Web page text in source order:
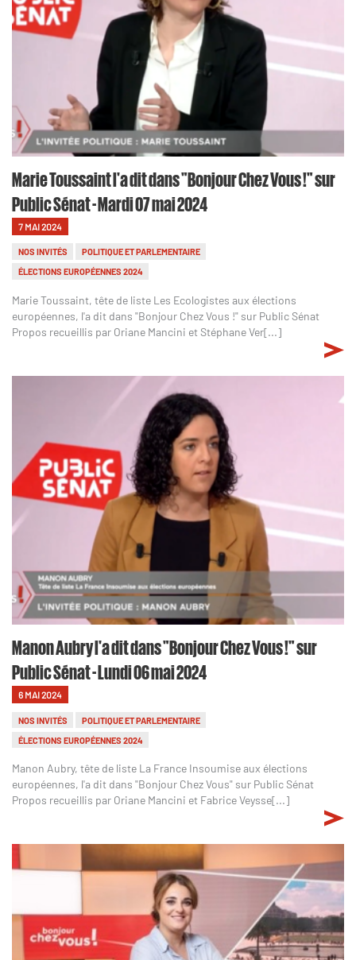
Marie Toussaint l'a dit dans "Bonjour Chez Vous !" sur
Public Sénat - Mardi 07 mai 2024
7 MAI 2024
NOS INVITÉS
POLITIQUE ET PARLEMENTAIRE
ÉLECTIONS EUROPÉENNES 2024
Marie Toussaint, tête de liste Les Ecologistes aux élections
européennes, l'a dit dans "Bonjour Chez Vous !" sur Public Sénat
Propos recueillis par Oriane Mancini et Stéphane Ver[...]
Manon Aubry l'a dit dans "Bonjour Chez Vous !" sur
Public Sénat - Lundi 06 mai 2024
6 MAI 2024
NOS INVITÉS
POLITIQUE ET PARLEMENTAIRE
ÉLECTIONS EUROPÉENNES 2024
Manon Aubry, tête de liste La France Insoumise aux élections
européennes, l'a dit dans "Bonjour Chez Vous" sur Public Sénat
Propos recueillis par Oriane Mancini et Fabrice Veysse[...]